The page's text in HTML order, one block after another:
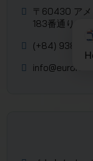
〒60430 アメ
183番通り
(+84) 938 520